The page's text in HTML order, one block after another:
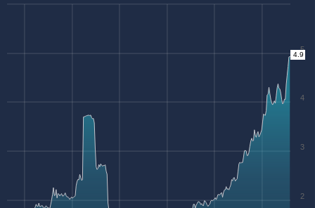
2
3
4
5
4.9